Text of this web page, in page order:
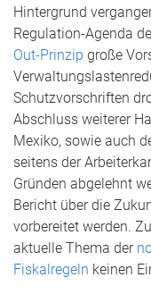
Hintergrund
Regulation-Agenda
Out-Prinzip große
Schutzvorschriften
Abschluss weiterer
Mexiko, sowie auch
seitens der
Gründen abgelehnt
Bericht über die
vorbereitet werden.
aktuelle Thema der
Fiskalregeln keinen